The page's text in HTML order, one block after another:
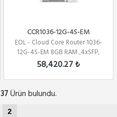
CCR1036-12G-4S-EM
EOL - Cloud Core Router 1036-
12G-4S-EM 8GB RAM ,4xSFP,
12xGbit LAN...
58,420.27 ₺
37Ürün bulundu.
2